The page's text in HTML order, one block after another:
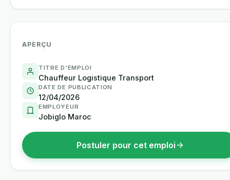
APERÇU
TITRE D'EMPLOI
Chauffeur Logistique Transport
DATE DE PUBLICATION
12/04/2026
EMPLOYEUR
Jobiglo Maroc
Postuler pour cet emploi